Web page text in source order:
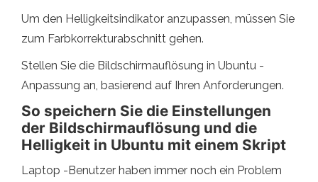
Um den Helligkeitsindikator anzupassen, müssen Sie
zum Farbkorrekturabschnitt gehen.
Stellen Sie die Bildschirmauflösung in Ubuntu -
Anpassung an, basierend auf Ihren Anforderungen.
So speichern Sie die Einstellungen
der Bildschirmauflösung und die
Helligkeit in Ubuntu mit einem Skript
Laptop -Benutzer haben immer noch ein Problem